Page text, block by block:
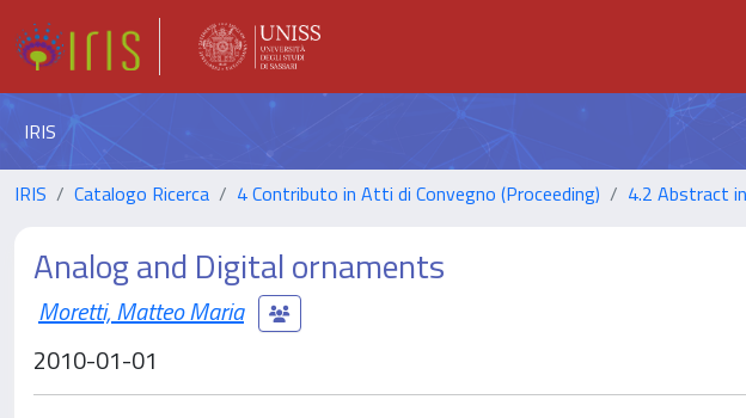
IRIS
IRIS Catalogo Ricerca 4 Contributo in Atti di Convegno (Proceeding) 4.2 Abstract
Analog and Digital ornaments
Moretti, Matteo Maria
2010-01-01